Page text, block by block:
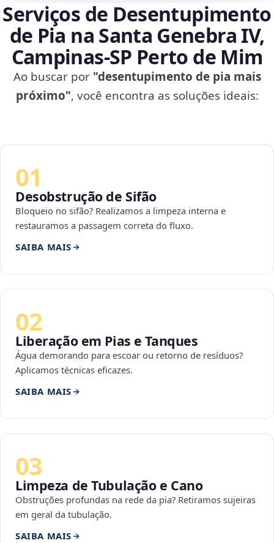
Serviços de Desentupimento
de Pia na Santa Genebra IV,
Campinas‑SP Perto de Mim
Ao buscar por "desentupimento de pia mais
próximo", você encontra as soluções ideais:
01
Desobstrução de Sifão
Bloqueio no sifão? Realizamos a limpeza interna e
restauramos a passagem correta do fluxo.
SAIBA MAIS
02
Liberação em Pias e Tanques
Água demorando para escoar ou retorno de resíduos?
Aplicamos técnicas eficazes.
SAIBA MAIS
03
Limpeza de Tubulação e Cano
Obstruções profundas na rede da pia? Retiramos sujeiras
em geral da tubulação.
SAIBA MAIS